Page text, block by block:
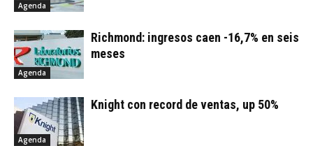
Agenda
Agenda
Richmond: ingresos caen -16,7% en seis
meses
Agenda
Knight con record de ventas, up 50%